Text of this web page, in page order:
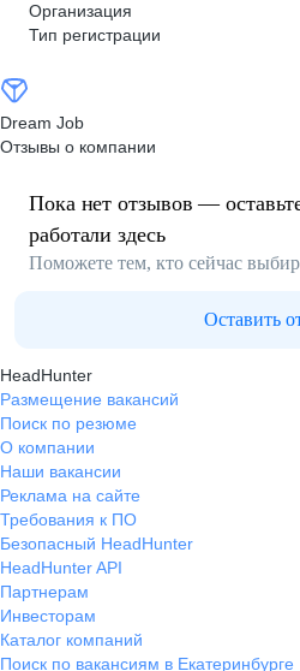
Организация
Тип регистрации
Dream Job
Отзывы о компании
Пока нет отзывов —
работали здесь
Поможете тем, кто сейчас
Оставить
HeadHunter
Размещение вакансий
Поиск по резюме
О компании
Наши вакансии
Реклама на сайте
Требования к ПО
Безопасный HeadHunter
HeadHunter API
Партнерам
Инвесторам
Каталог компаний
Поиск по вакансиям в Екатеринбурге